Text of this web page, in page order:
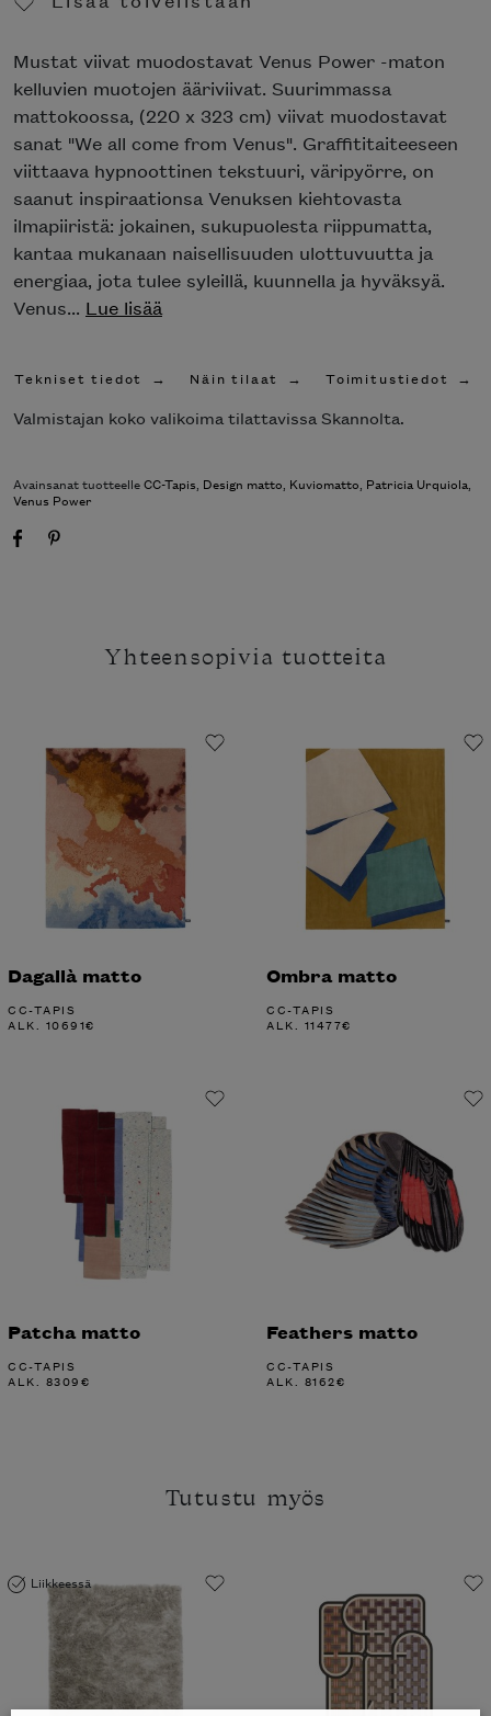
Mustat viivat muodostavat Venus Power -maton
kelluvien muotojen ääriviivat. Suurimmassa
mattokoossa, (220 x 323 cm) viivat muodostavat
sanat "We all come from Venus". Graffititaiteeseen
viittaava hypnoottinen tekstuuri, väripyörre, on
saanut inspiraationsa Venuksen kiehtovasta
ilmapiiristä: jokainen, sukupuolesta riippumatta,
kantaa mukanaan naisellisuuden ulottuvuutta ja
energiaa, jota tulee syleillä, kuunnella ja hyväksyä.
Venus... Lue lisää
Tekniset tiedot Näin tilaat Toimitustiedot
Valmistajan koko valikoima tilattavissa Skannolta.
Avainsanat tuotteelleCC-Tapis, Design matto, Kuviomatto, Patricia Urquiola,
Venus Power
Yhteensopivia tuotteita
Dagallà matto
CC-TAPIS
ALK. 10691€
Ombra matto
CC-TAPIS
ALK. 11477€
Patcha matto
CC-TAPIS
ALK. 8309€
Feathers matto
CC-TAPIS
ALK. 8162€
Tutustu myös
Liikkeessä